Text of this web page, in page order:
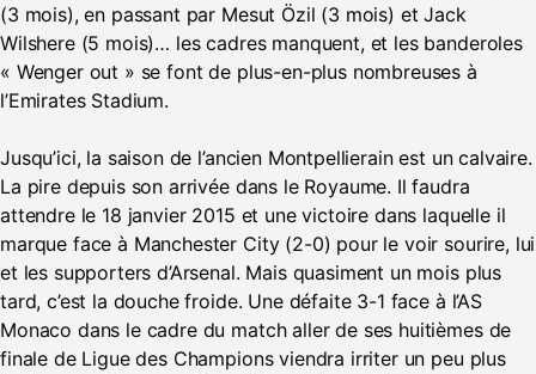
(3 mois), en passant par Mesut Özil (3 mois) et Jack
Wilshere (5 mois)… les cadres manquent, et les banderoles
« Wenger out » se font de plus-en-plus nombreuses à
l’Emirates Stadium.
Jusqu’ici, la saison de l’ancien Montpellierain est un calvaire.
La pire depuis son arrivée dans le Royaume. Il faudra
attendre le 18 janvier 2015 et une victoire dans laquelle il
marque face à Manchester City (2-0) pour le voir sourire, lui
et les supporters d’Arsenal. Mais quasiment un mois plus
tard, c’est la douche froide. Une défaite 3-1 face à l’AS
Monaco dans le cadre du match aller de ses huitièmes de
finale de Ligue des Champions viendra irriter un peu plus